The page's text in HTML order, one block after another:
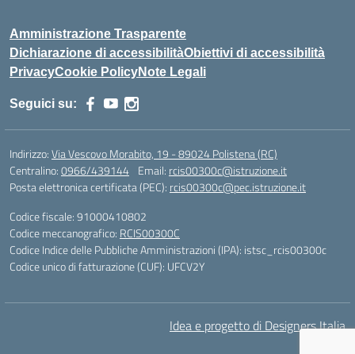
Amministrazione Trasparente
Dichiarazione di accessibilitàObiettivi di accessibilità
PrivacyCookie PolicyNote Legali
Seguici su:
Indirizzo:Via Vescovo Morabito, 19 - 89024 Polistena (RC)
Centralino:0966/439144 Email: rcis00300c@istruzione.it
Posta elettronica certificata (PEC): rcis00300c@pec.istruzione.it
Codice fiscale: 91000410802
Codice meccanografico: RCIS00300C
Codice Indice delle Pubbliche Amministrazioni (IPA): istsc_rcis00300c
Codice unico di fatturazione (CUF): UFCV2Y
Idea e progetto di Designers Italia